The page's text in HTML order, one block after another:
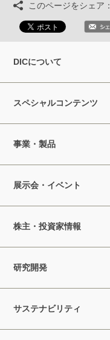
このページをシェア：
DICについて
スペシャルコンテンツ
事業・製品
展示会・イベント
株主・投資家情報
研究開発
サステナビリティ